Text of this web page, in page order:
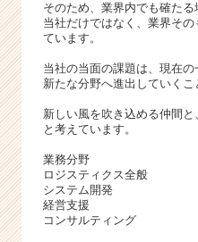
そのため、業界内でも確たる
当社だけではなく、業界そ
ています。
当社の当面の課題は、現在の
新たな分野へ進出していくこ
新しい風を吹き込める仲間
と考えています。
業務分野
ロジスティクス全般
システム開発
経営支援
コンサルティング